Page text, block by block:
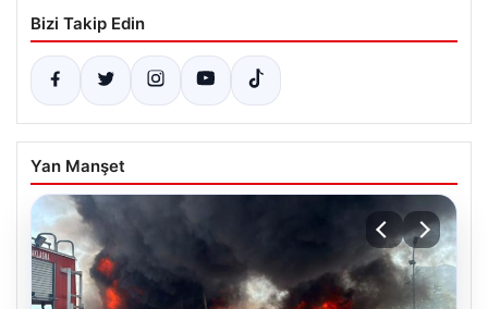
Bizi Takip Edin
Yan Manşet